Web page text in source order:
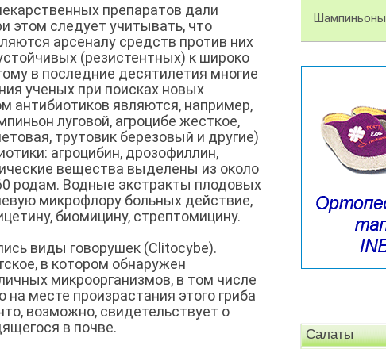
препаратов дали
следует учитывать, что
арсеналу средств против них
(резистентных) к широко
в последние десятилетия многие
ученых при поисках новых
антибиотиков являются, например,
луговой, агроцибе жесткое,
трутовик березовый и другие)
агроцибин, дрозофиллин,
вещества выделены из около
родам. Водные экстракты плодовых
микрофлору больных действие,
биомицину, стрептомицину.
виды говорушек (Clitocybe).
в котором обнаружен
микроорганизмов, в том числе
месте произрастания этого гриба
возможно, свидетельствует о
в почве.
Шампиньоны
Салаты